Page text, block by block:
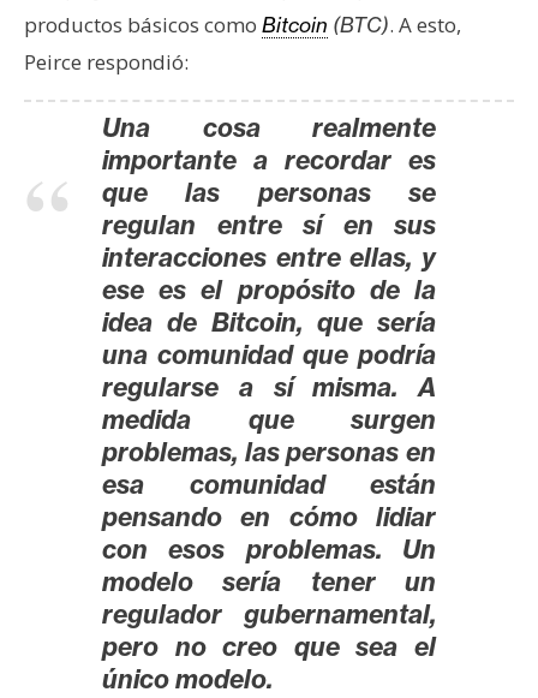
s
i
s
N
P
m
productos básicos como Bitcoin (BTC). A esto,
Peirce respondió:
Una cosa realmente
importante a recordar es
que las personas se
regulan entre sí en sus
interacciones entre ellas, y
ese es el propósito de la
idea de Bitcoin, que sería
una comunidad que podría
regularse a sí misma. A
medida que surgen
problemas, las personas en
esa comunidad están
pensando en cómo lidiar
con esos problemas. Un
modelo sería tener un
regulador gubernamental,
pero no creo que sea el
único modelo.